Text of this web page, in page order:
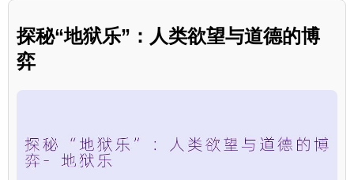
探秘“地狱乐”：人类欲望与道德的博
弈